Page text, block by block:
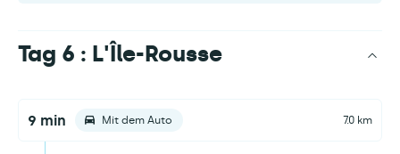
Tag 6 : L'Île-Rousse
9 min Mit dem Auto 7.0 km